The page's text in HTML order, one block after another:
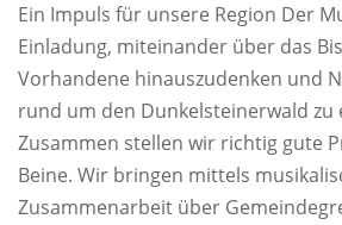
Ein Impuls für unsere Region Der
Einladung, miteinander über das
Vorhandene hinauszudenken und
rund um den Dunkelsteinerwald zu
Zusammen stellen wir richtig gute
Beine. Wir bringen mittels
Zusammenarbeit über